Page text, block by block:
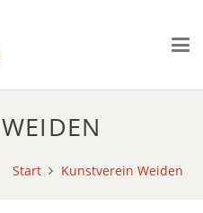
Start Kunstverein Weiden